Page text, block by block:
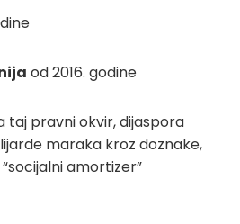
od 2016. godine
taj pravni okvir, dijaspora
maraka kroz doznake,
amortizer”